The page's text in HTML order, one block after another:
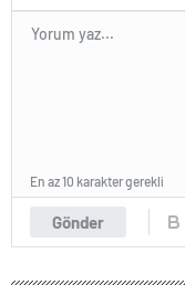
Gönder
En az 10 karakter gerekli